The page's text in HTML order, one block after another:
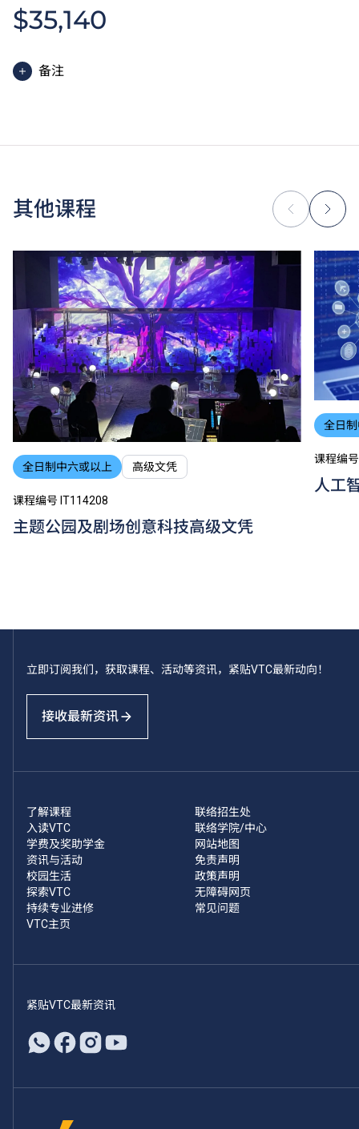
$35,140
备注
除学费外，学生须缴交其他费用如保证金及学生会年
为增强对学生的学习支援，学院或会要求部分学生修读
衔接单元／增润课程；或需参加额外培训／实习／公开
学费水平会每年检讨。课程第二年学费水平会因应通胀
及有关因素作调整。
以上资料只适用于本地学生。
其他课程
全日制中六或以上 高级文凭
课程编号 IT114208
主题公园及剧场创意科技高级文凭
全日
课程编
人工
立即订阅我们，获取课程、活动等资讯，紧贴VTC最新动向！
接收最新资讯
了解课程
入读VTC
学费及奖助学金
资讯与活动
校园生活
探索VTC
持续专业进修
VTC主页
联络招生处
联络学院/中心
网站地图
免责声明
政策声明
无障碍网页
常见问题
紧贴VTC最新资讯